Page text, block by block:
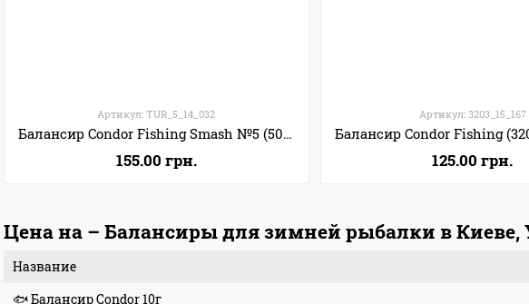
Цена на – Балансиры для зимней рыбалки в Киеве,
Название
🐟Балансир Condor 10г
Артикул: TUR_5_14_032
Балансир Condor Fishing Smash №5 (50мм 14г) Цвет: 32
155.00 грн.
Артикул: 3203_15_167
125.00 грн.